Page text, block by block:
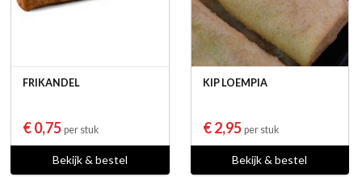
FRIKANDEL
€ 0,75 per stuk
Bekijk & bestel
KIP LOEMPIA
€ 2,95 per stuk
Bekijk & bestel